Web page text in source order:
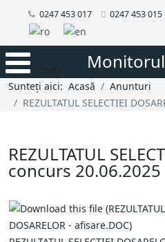
0247 453 017 0247 453 015
Sunteți aici: Acasă
Anunturi
REZULTATUL SELECTIEI
REZULTATUL
concurs 20.06.2025